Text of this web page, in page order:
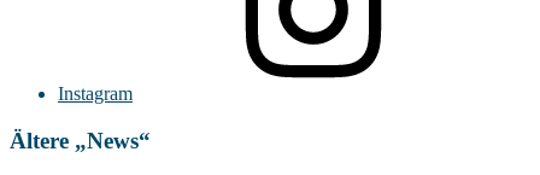
Instagram
Ältere „News“